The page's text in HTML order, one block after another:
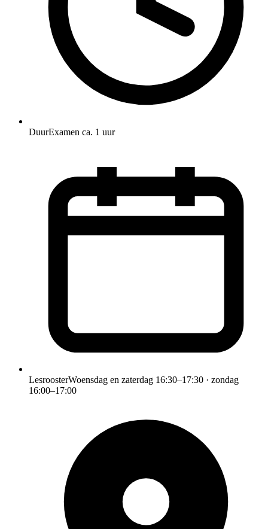
DuurExamen ca. 1 uur
LesroosterWoensdag en zaterdag 16:30–17:30 · zondag
16:00–17:00